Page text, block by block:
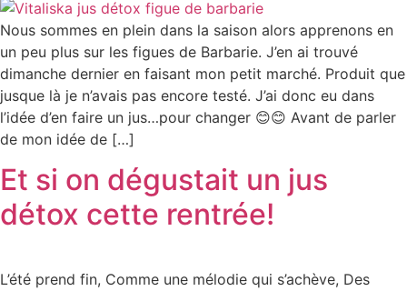
Nous sommes en plein dans la saison alors apprenons en
un peu plus sur les figues de Barbarie. J’en ai trouvé
dimanche dernier en faisant mon petit marché. Produit que
jusque là je n’avais pas encore testé. J’ai donc eu dans
l’idée d’en faire un jus…pour changer 😊😊 Avant de parler
de mon idée de […]
Et si on dégustait un jus
détox cette rentrée!
L’été prend fin, Comme une mélodie qui s’achève, Des